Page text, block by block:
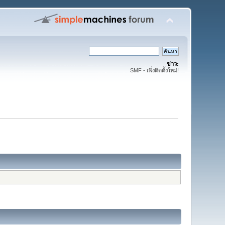
ข่าว:
SMF - เพิ่งติดตั้งใหม่!